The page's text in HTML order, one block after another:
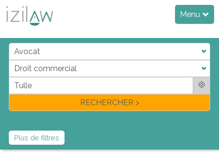
Menu
jdadi
fl
RECHERCHER >
Plus de filtres